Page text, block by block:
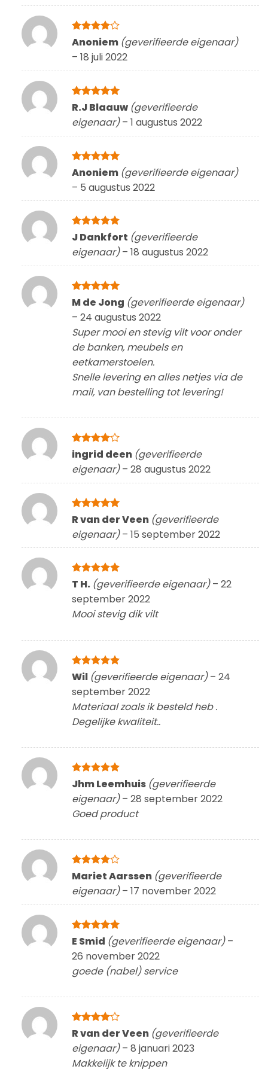
Gewaardeerd
Anoniem (geverifieerde eigenaar)
– 18 juli 2022
Gewaardeerd
R.J Blaauw (geverifieerde
eigenaar) – 1 augustus 2022
Gewaardeerd
5 uit 5
Anoniem (geverifieerde eigenaar)
– 5 augustus 2022
Gewaardeerd
J Dankfort (geverifieerde
eigenaar) – 18 augustus 2022
Gewaardeerd
M de Jong (geverifieerde eigenaar)
– 24 augustus 2022
Super mooi en stevig vilt voor onder
de banken, meubels en
eetkamerstoelen.
Snelle levering en alles netjes via de
mail, van bestelling tot levering!
Gewaardeerd
uit 5
ingrid deen (geverifieerde
eigenaar) – 28 augustus 2022
Gewaardeerd
R van der Veen (geverifieerde
eigenaar) – 15 september 2022
Gewaardeerd
uit 5
T H. (geverifieerde eigenaar) – 22
september 2022
Mooi stevig dik vilt
Gewaardeerd
uit 5
Wil (geverifieerde eigenaar) – 24
september 2022
Materiaal zoals ik besteld heb .
Degelijke kwaliteit..
Gewaardeerd
Jhm Leemhuis (geverifieerde
eigenaar) – 28 september 2022
Goed product
Gewaardeerd
Mariet Aarssen (geverifieerde
eigenaar) – 17 november 2022
Gewaardeerd
E Smid (geverifieerde eigenaar) –
26 november 2022
goede (nabel) service
Gewaardeerd
R van der Veen (geverifieerde
eigenaar) – 8 januari 2023
Makkelijk te knippen